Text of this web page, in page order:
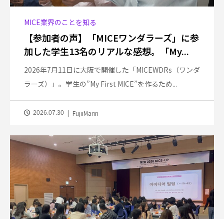
MICE業界のことを知る
【参加者の声】「MICEワンダラーズ」に参
加した学生13名のリアルな感想。「My...
2026年7月11日に大阪で開催した「MICEWDRs（ワンダ
ラーズ）」。学生の”My First MICE”を作るため...
2026.07.30 FujiiMarin